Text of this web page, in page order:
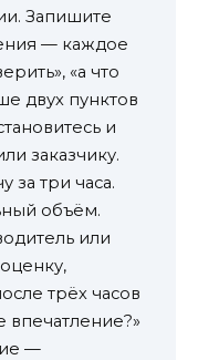
Запишите
— каждое
«а что
двух пунктов
и
заказчику.
за три часа.
объём.
или
трёх часов
—